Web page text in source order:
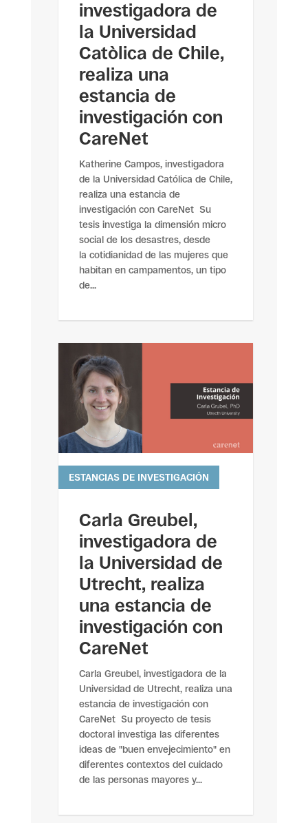
investigadora de
la Universidad
Catòlica de Chile,
realiza una
estancia de
investigación con
CareNet
Katherine Campos, investigadora
de la Universidad Católica de Chile,
realiza una estancia de
investigación con CareNet Su
tesis investiga la dimensión micro
social de los desastres, desde
la cotidianidad de las mujeres que
habitan en campamentos, un tipo
de...
leer más
Carla Greubel,
investigadora de
la Universidad de
Utrecht, realiza
una estancia de
investigación con
CareNet
ESTANCIAS DE INVESTIGACIÓN
Carla Greubel, investigadora de la
Universidad de Utrecht, realiza una
estancia de investigación con
CareNet Su proyecto de tesis
doctoral investiga las diferentes
ideas de "buen envejecimiento" en
diferentes contextos del cuidado
de las personas mayores y...